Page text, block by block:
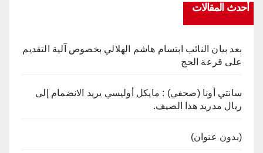
أحدث المقالات
بعد بيان النائب ابتسام هاشم الهلالي بخصوص آلية التقديم
على قرعة الحج
سانتي أونا (صحفي) : مايكل أوليسي يريد الانضمام إلى
ريال مدريد هذا الصيف.
(بدون عنوان)